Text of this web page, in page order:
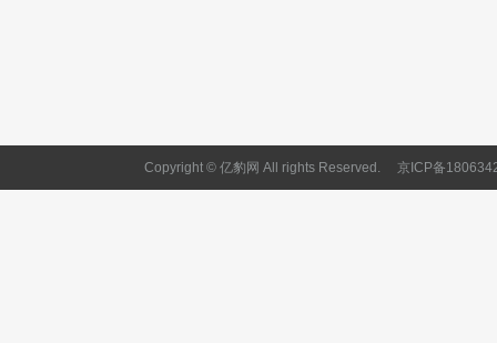
Copyright © 亿豹网 All rights Reserved. 京ICP备